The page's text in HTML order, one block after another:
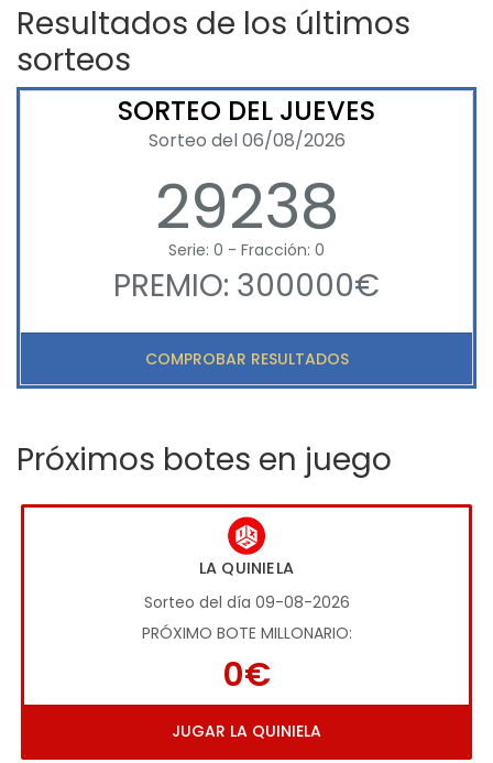
Resultados de los últimos
sorteos
SORTEO DEL JUEVES
Sorteo del 06/08/2026
29238
Serie: 0 - Fracción: 0
PREMIO: 300000€
COMPROBAR RESULTADOS
Próximos botes en juego
LA QUINIELA
Sorteo del día 09-08-2026
PRÓXIMO BOTE MILLONARIO:
0€
JUGAR LA QUINIELA